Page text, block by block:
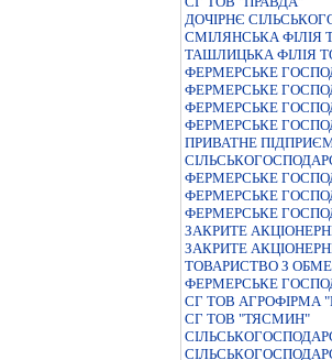
ДОЧIРНЄ
СМІЛЯНСЬКА ФІЛІЯ
ТАШЛИЦЬКА ФIЛIЯ
ФЕРМЕРСЬКЕ
ФЕРМЕРСЬКЕ
ФЕРМЕРСЬКЕ
ФЕРМЕРСЬКЕ
ПРИВАТНЕ
ФЕРМЕРСЬКЕ
ФЕРМЕРСЬКЕ
ФЕРМЕРСЬКЕ
ЗАКРИТЕ
ЗАКРИТЕ
ТОВАРИСТВО З
ФЕРМЕРСЬКЕ
СГ ТОВ АГРОФІРМА
СГ ТОВ "ТЯСМИН"